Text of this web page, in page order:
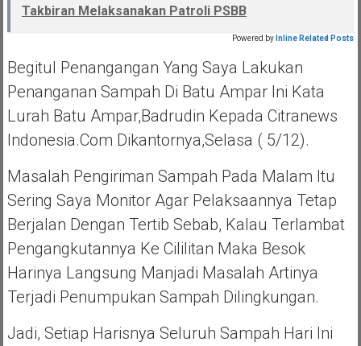
Takbiran Melaksanakan Patroli PSBB
Powered by Inline Related Posts
Begitul Penangangan Yang Saya Lakukan
Penanganan Sampah Di Batu Ampar Ini Kata
Lurah Batu Ampar,Badrudin Kepada Citranews
Indonesia.com Dikantornya,Selasa ( 5/12).
Masalah Pengiriman Sampah Pada Malam Itu
Sering Saya Monitor Agar Pelaksaannya Tetap
Berjalan Dengan Tertib Sebab, Kalau Terlambat
Pengangkutannya Ke Cililitan Maka Besok
Harinya Langsung Manjadi Masalah Artinya
Terjadi Penumpukan Sampah Dilingkungan.
Jadi, Setiap Harisnya Seluruh Sampah Hari Ini